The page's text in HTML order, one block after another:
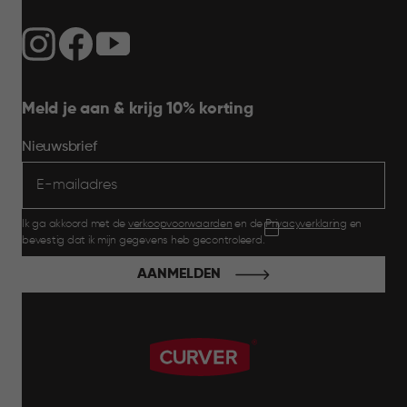
Meld je aan & krijg 10% korting
Nieuwsbrief
Ik ga akkoord met de verkoopvoorwaarden en dePrivacyverklaring en
bevestig dat ik mijn gegevens heb gecontroleerd.
AANMELDEN